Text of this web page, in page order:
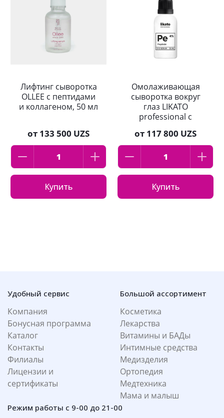
Лифтинг сыворотка
OLLEE с пептидами
и коллагеном, 50 мл
от 133 500 UZS
Купить
Омолаживающая
сыворотка вокруг
глаз LIKATO
professional с
от 117 800 UZS
Купить
Удобный сервис
Компания
Бонусная программа
Каталог
Контакты
Филиалы
Лицензии и
сертификаты
Большой ассортимент
Косметика
Лекарства
Витамины и БАДы
Интимные средства
Медизделия
Ортопедия
Медтехника
Мама и малыш
Режим работы с 9-00 до 21-00